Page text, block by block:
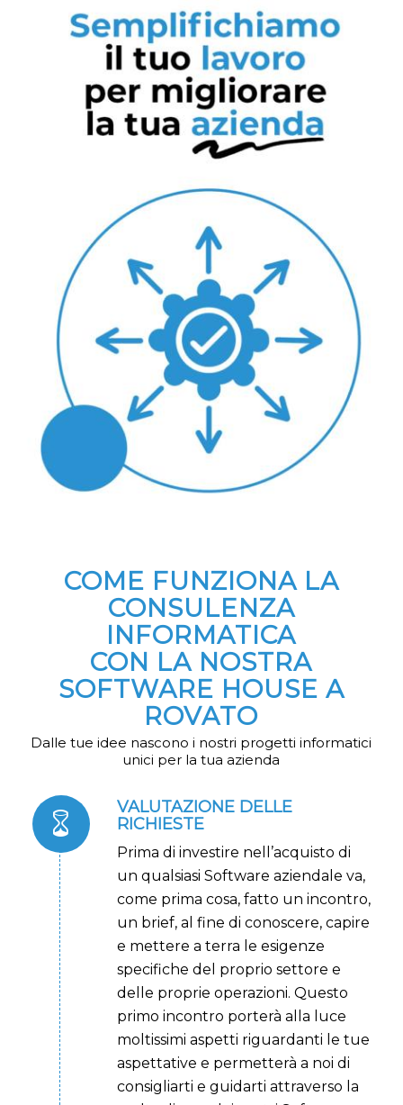
COME FUNZIONA LA
CONSULENZA
INFORMATICA
CON LA NOSTRA
SOFTWARE HOUSE A
ROVATO
Dalle tue idee nascono i nostri progetti informatici
unici per la tua azienda
VALUTAZIONE DELLE
RICHIESTE
Prima di investire nell’acquisto di
un qualsiasi Software aziendale va,
come prima cosa, fatto un incontro,
un brief, al fine di conoscere, capire
e mettere a terra le esigenze
specifiche del proprio settore e
delle proprie operazioni. Questo
primo incontro porterà alla luce
moltissimi aspetti riguardanti le tue
aspettative e permetterà a noi di
consigliarti e guidarti attraverso la